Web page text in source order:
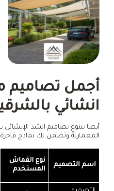
أجمل
انشائي
أيضا تتنوع تصاميم الشد الإنشائي
المعمارية وتضمن لك نماذج
اسم التصميم
نوع القماش
المستخدم